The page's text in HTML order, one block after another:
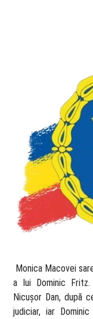
Monica Macovei
a lui Dominic
Nicușor Dan, după
judiciar, iar